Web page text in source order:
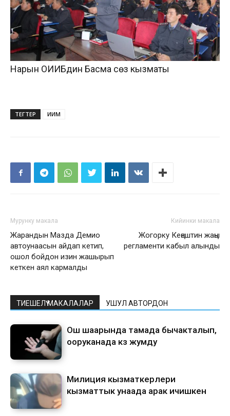
Нарын ОИИБдин Басма сөз кызматы
ТЕГТЕР ИИМ
Мурунку макала
Жарандын Мазда Демио
автоунаасын айдап кетип,
ошол бойдон изин жашырып
кеткен аял кармалды
Кийинки макала
Жогорку Кеңештин жаңы
регламенти кабыл алынды
ТИЕШЕЛҮҮ МАКАЛАЛАР УШУЛ АВТОРДОН
Ош шаарында тамада бычакталып,
ооруканада көз жумду
Милиция кызматкерлери
кызматтык унаада арак ичишкен